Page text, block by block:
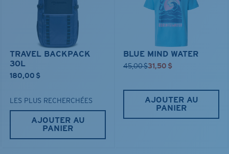
TRAVEL BACKPACK
30L
180,00 $
LES PLUS RECHERCHÉES
AJOUTER AU
PANIER
BLUE MIND WATER
45,00 $31,50 $
AJOUTER AU
PANIER